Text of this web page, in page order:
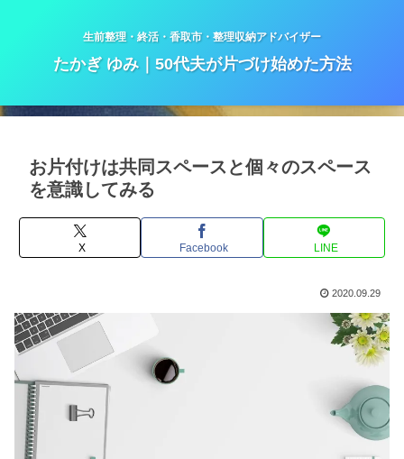
生前整理・終活・香取市・整理収納アドバイザー
たかぎ ゆみ｜50代夫が片づけ始めた方法
お片付けは共同スペースと個々のスペース
を意識してみる
X Facebook LINE
2020.09.29